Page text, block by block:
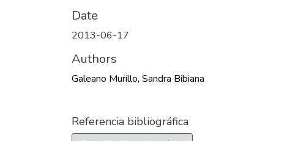
Date
2013-06-17
Authors
Galeano Murillo, Sandra Bibiana
Referencia bibliográfica